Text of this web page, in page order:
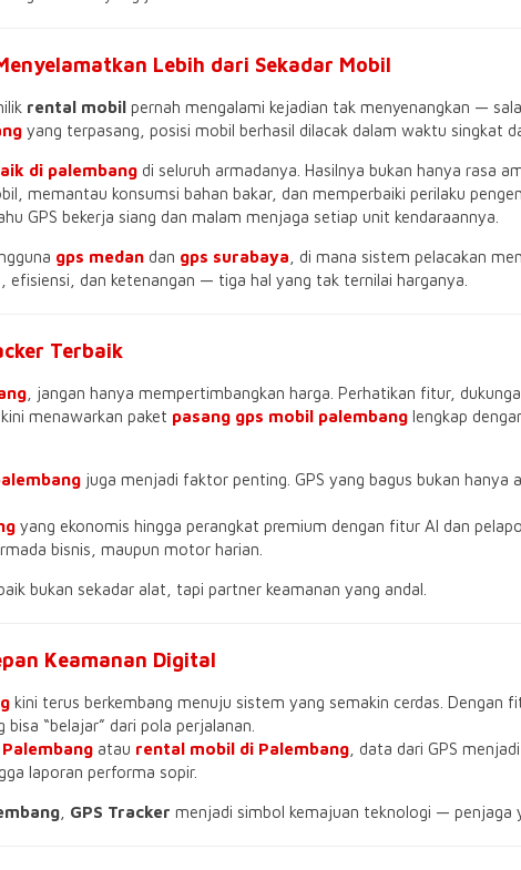
Lebih dari Sekadar Mobil
rental mobil pernah mengalami kejadian tak menyenangkan —
yang terpasang, posisi mobil berhasil dilacak dalam waktu singkat
di palembang di seluruh armadanya. Hasilnya bukan hanya rasa
memantau konsumsi bahan bakar, dan memperbaiki perilaku
GPS bekerja siang dan malam menjaga setiap unit kendaraannya.
gps medan dan gps surabaya , di mana sistem pelacakan
efisiensi, dan ketenangan — tiga hal yang tak ternilai harganya.
Terbaik
, jangan hanya mempertimbangkan harga. Perhatikan fitur,
kini menawarkan paket pasang gps mobil palembang lengkap
juga menjadi faktor penting. GPS yang bagus bukan
yang ekonomis hingga perangkat premium dengan fitur AI dan
bisnis, maupun motor harian.
bukan sekadar alat, tapi partner keamanan yang andal.
Keamanan Digital
kini terus berkembang menuju sistem yang semakin cerdas. Dengan
“belajar” dari pola perjalanan.
atau rental mobil di Palembang , data dari GPS
laporan performa sopir.
GPS Tracker menjadi simbol kemajuan teknologi — penjaga